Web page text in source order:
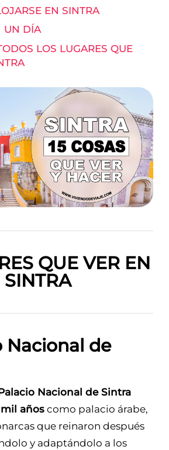
EN SINTRA
UN DÍA
LOS LUGARES QUE
QUE VER EN
SINTRA
Nacional de
Nacional de Sintra
añoscomo palacio árabe,
que reinaron después
y adaptándolo a los